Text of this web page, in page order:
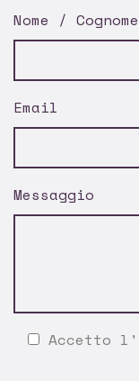
Nome / Cognome
Email
Messaggio
Accetto l'